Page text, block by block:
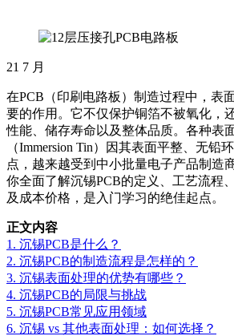
21 7 月
在PCB（印刷电路板）制造过程中，表
要的作用。它不仅保护铜箔不被氧化，
性能、储存寿命以及整体品质。各种表
（Immersion Tin）因其表面平整、无铅
点，越来越受到中小批量电子产品制造
你全面了解沉锡PCB的定义、工艺流程
及成本价格，是入门学习的绝佳起点。
正文内容
1. 沉锡PCB是什么？
2. 沉锡PCB的制造流程是怎样的？
3. 沉锡表面处理的优势有哪些？
4. 沉锡PCB的局限与挑战
5. 沉锡PCB常见应用领域
6. 沉锡 vs 其他表面处理：如何选择？